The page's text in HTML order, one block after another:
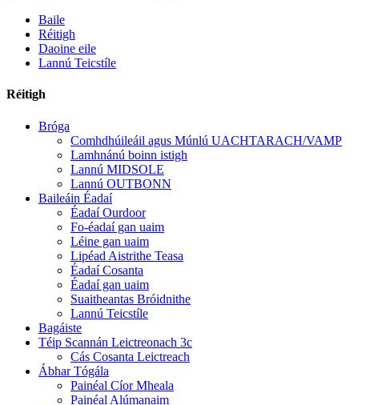
Baile
Réitigh
Daoine eile
Lannú Teicstíle
Réitigh
Bróga
Comhdhúileáil agus Múnlú UACHTARACH/VAMP
Lamhnánú boinn istigh
Lannú MIDSOLE
Lannú OUTBONN
Baileáin Éadaí
Éadaí Ourdoor
Fo-éadaí gan uaim
Léine gan uaim
Lipéad Aistrithe Teasa
Éadaí Cosanta
Éadaí gan uaim
Suaitheantas Bróidnithe
Lannú Teicstíle
Bagáiste
Téip Scannán Leictreonach 3c
Cás Cosanta Leictreach
Ábhar Tógála
Painéal Cíor Mheala
Painéal Alúmanaim